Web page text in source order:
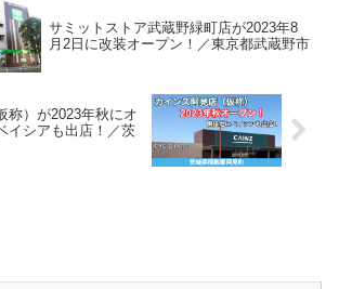
サミットストア武蔵野緑町店が2023年8
月2日に改装オープン！／東京都武蔵野市
称）が2023年秋にオ
イシアも出店！／茨